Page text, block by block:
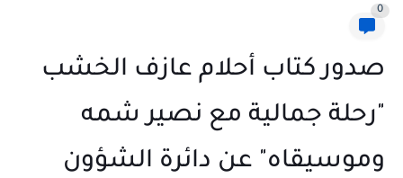
0
صدور كتاب أحلام عازف الخشب
"رحلة جمالية مع نصير شمه
وموسيقاه" عن دائرة الشؤون